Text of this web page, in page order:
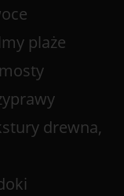
plaże
drewna,